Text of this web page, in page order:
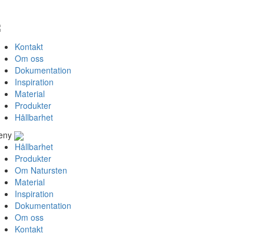
Kontakt
Om oss
Dokumentation
Inspiration
Material
Produkter
Hållbarhet
Hållbarhet
Produkter
Om Natursten
Material
Inspiration
Dokumentation
Om oss
Kontakt